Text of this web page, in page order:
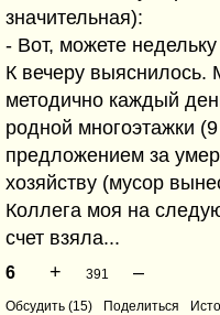
значительная):
- Вот, можете
К вечеру выяснилось.
методично каждый
родной многоэтажки
предложением за
хозяйству (мусор
Коллега моя на
счет взяла...
6 + 391 –
Обсудить (15) Поделиться